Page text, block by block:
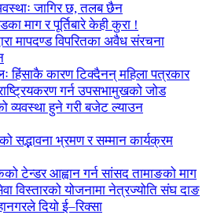
जागिर छ, तलब छैन
माग र पूर्तिबारे केही कुरा !
मापदण्ड विपरितका अवैध संरचना
हिंसाकै कारण टिक्दैनन् महिला पत्रकार
राष्ट्रियकरण गर्न उपसभामुखको जोड
व्यवस्था हुने गरी बजेट ल्याउन
सद्भावना भ्रमण र सम्मान कार्यक्रम
टेन्डर आह्वान गर्न सांसद तामाङको माग
विस्तारको योजनामा नेत्रज्योति संघ दाङ
दियो ई–रिक्सा